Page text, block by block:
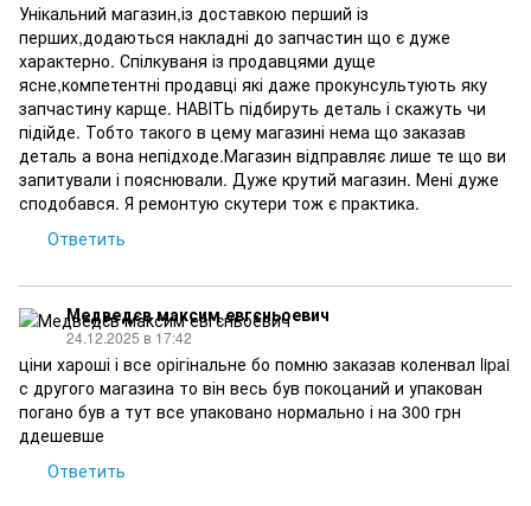
Унікальний магазин,із доставкою перший із
перших,додаються накладні до запчастин що є дуже
характерно. Спілкуваня із продавцями дуще
ясне,компетентні продавці які даже прокунсультують яку
запчастину карще. НАВІТЬ підбируть деталь і скажуть чи
підійде. Тобто такого в цему магазині нема що заказав
деталь а вона непідходе.Магазин відправляє лише те що ви
запитували і пояснювали. Дуже крутий магазин. Мені дуже
сподобався. Я ремонтую скутери тож є практика.
Ответить
Медведєв максим евгєньоевич
24.12.2025 в 17:42
ціни хароші і все орігінальне бо помню заказав коленвал lipai
с другого магазина то він весь був покоцаний и упакован
погано був а тут все упаковано нормально і на 300 грн
ддешевше
Ответить